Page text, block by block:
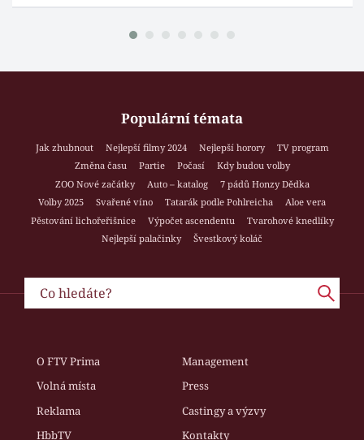
Populární témata
Jak zhubnout Nejlepší filmy 2024 Nejlepší horory
TV program
Změna času
Partie Počasí
Kdy budou volby
ZOO Nové začátky
Auto – katalog
7 pádů Honzy Dědka
Volby 2025
Svařené víno Tatarák podle Pohlreicha
Aloe vera
Pěstování lichořeřišnice
Výpočet ascendentu
Tvarohové knedlíky
Nejlepší palačinky
Švestkový koláč
O FTV Prima
Management
Volná místa
Press
Reklama
Castingy a výzvy
HbbTV
Kontakty